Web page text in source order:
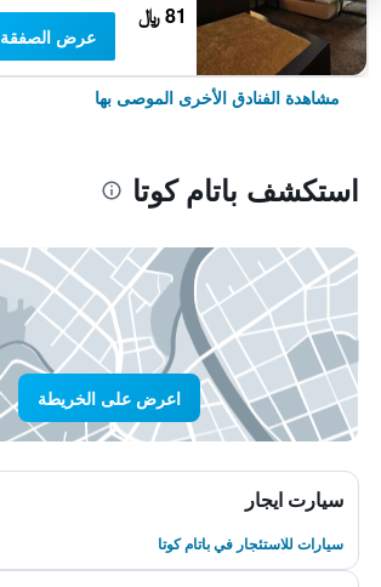
81 ﷼
عرض الصفقة
مشاهدة الفنادق الأخرى الموصى بها
استكشف باتام كوتا
اعرض على الخريطة
سيارت ايجار
سيارات للاستئجار في باتام كوتا